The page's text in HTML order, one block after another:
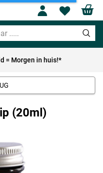
Profile
(20ml)
= Morgen in huis!*
(20ml)